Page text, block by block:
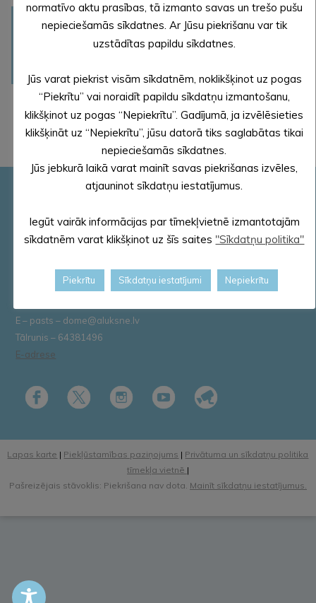
Alūksnes novada
pašvaldības mežu
2020. – 2024. gadam
Meža plāna pielikumi
Reģ. Nr.90000018622
PVN reģ. Nr. LV 90000018622
Kods: UNLALV2X
Konts: LV58 UNLA 0025 0041 3033 5
E – pasts – dome@aluksne.lv
Tālrunis – 64381496
E-adrese
Lapas karte | Piekļūstamības paziņojums | Privātuma un sīkdatņu politika
tīmekļa vietnē |
Pašreizējais stāvoklis: Piekrišana nav dota. Mainīt sīkdatņu iestatījumus.
normatīvo aktu prasības, tā izmanto savas un trešo pušu
nepieciešamās sīkdatnes. Ar Jūsu piekrišanu var tik
uzstādītas papildu sīkdatnes.
Jūs varat piekrist visām sīkdatnēm, noklikšķinot uz pogas
“Piekrītu” vai noraidīt papildu sīkdatņu izmantošanu,
klikšķinot uz pogas “Nepiekrītu”. Gadījumā, ja izvēlēsieties
klikšķināt uz “Nepiekrītu”, jūsu datorā tiks saglabātas tikai
nepieciešamās sīkdatnes.
Jūs jebkurā laikā varat mainīt savas piekrišanas izvēles,
atjauninot sīkdatņu iestatījumus.
Iegūt vairāk informācijas par tīmekļvietnē izmantotajām
sīkdatnēm varat klikšķinot uz šīs saites "Sīkdatņu politika"
Piekrītu Sīkdatņu iestatījumi Nepiekrītu